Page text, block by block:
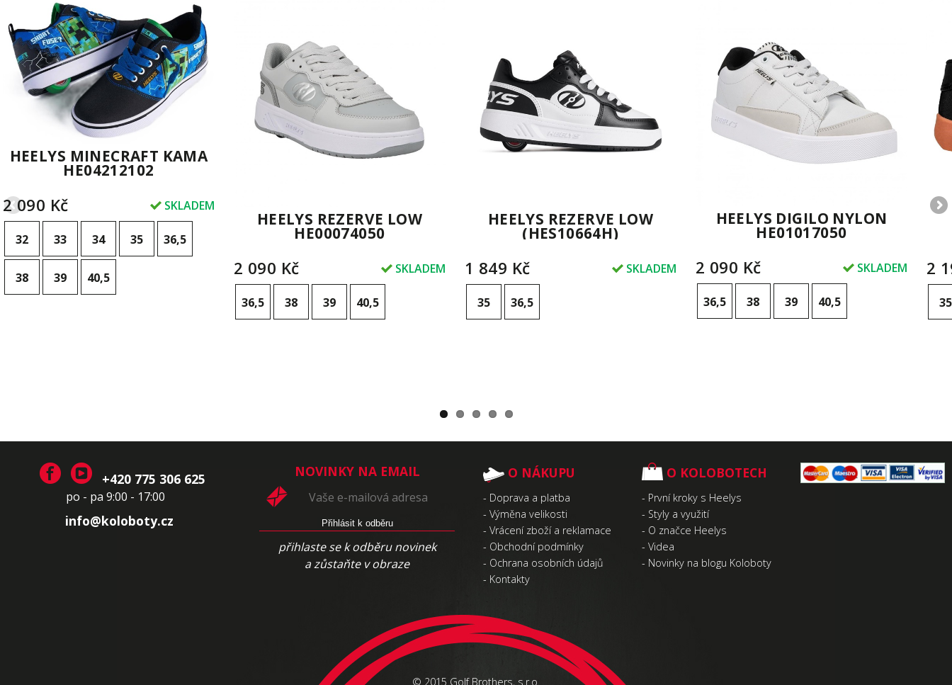
HEELYS MINECRAFT KAMA
HE04212102
2 090 Kč SKLADEM
32 33 34 35 36,5
38 39 40,5
HEELYS REZERVE LOW
HE00074050
2 090 Kč SKLADEM
36,5 38 39 40,5
HEELYS REZERVE LOW
(HES10664H)
1 849 Kč SKLADEM
35 36,5
HEELYS DIGILO NYLON
HE01017050
2 090 Kč SKLADEM
36,5 38 39 40,5
2
35
+420 775 306 625
po - pa 9:00 - 17:00
info@koloboty.cz
NOVINKY NA EMAIL
Přihlásit k odběru
přihlaste se k odběru novinek
a zůstaňte v obraze
O NÁKUPU
- Doprava a platba
- Výměna velikosti
- Vrácení zboží a reklamace
- Obchodní podmínky
- Ochrana osobních údajů
- Kontakty
O KOLOBOTECH
- První kroky s Heelys
- Styly a využití
- O značce Heelys
- Videa
- Novinky na blogu Koloboty
© 2015 Golf Brothers, s.r.o.